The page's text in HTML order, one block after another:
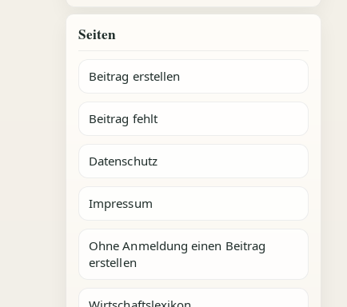
Seiten
Beitrag erstellen
Beitrag fehlt
Datenschutz
Impressum
Ohne Anmeldung einen Beitrag
erstellen